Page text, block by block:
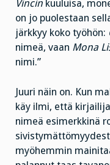
Vincin kuuluisa,
on jo puolestaan
järkkyy koko työhön:
nimeä, vaan Mona
nimi.”
Juuri näin on. Kun
käy ilmi, että
nimeä esimerkkinä
myöhemmin